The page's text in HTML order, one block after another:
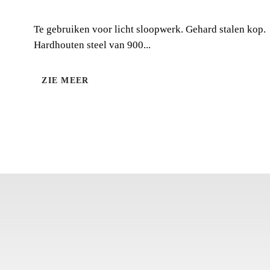
Te gebruiken voor licht sloopwerk. Gehard stalen kop.
Hardhouten steel van 900...
ZIE MEER